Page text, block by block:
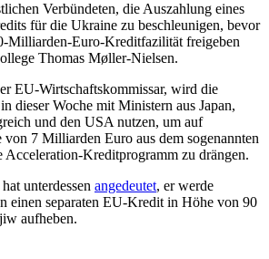
Verbündeten, die Auszahlung eines
für die Ukraine zu beschleunigen, bevor
Milliarden-Euro-Kreditfazilität freigeben
Thomas Møller-Nielsen.
EU-Wirtschaftskommissar, wird die
dieser Woche mit Ministern aus Japan,
und den USA nutzen, um auf
7 Milliarden Euro aus dem sogenannten
Acceleration-Kreditprogramm zu drängen.
unterdessen angedeutet, er werde
einen separaten EU-Kredit in Höhe von 90
aufheben.